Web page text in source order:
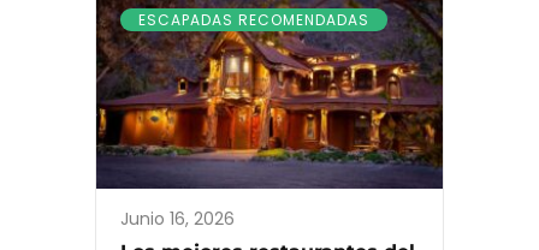
ESCAPADAS RECOMENDADAS
Junio 16, 2026